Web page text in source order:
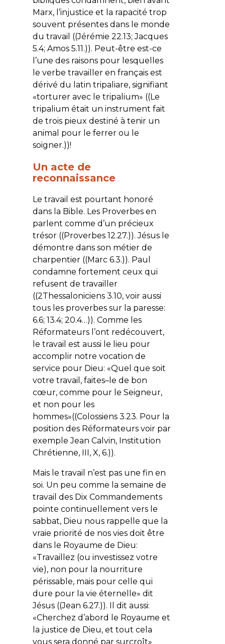
Marx, l’injustice et la rapacité trop
souvent présentes dans le monde
du travail ((Jérémie 22.13; Jacques
5.4; Amos 5.11.)). Peut-être est-ce
l’une des raisons pour lesquelles
le verbe travailleren français est
dérivé du latin tripaliare, signifiant
«torturer avec le tripalium» ((Le
tripalium était un instrument fait
de trois pieux destiné à tenir un
animal pour le ferrer ou le
soigner.))!
Un acte de
reconnaissance
Le travail est pourtant honoré
dans la Bible. Les Proverbes en
parlent comme d’un précieux
trésor ((Proverbes 12.27.)). Jésus le
démontre dans son métier de
charpentier ((Marc 6.3.)). Paul
condamne fortement ceux qui
refusent de travailler
((2Thessaloniciens 3.10, voir aussi
tous les proverbes sur la paresse:
6.6; 13.4; 20.4…)). Comme les
Réformateurs l’ont redécouvert,
le travail est aussi le lieu pour
accomplir notre vocation de
service pour Dieu: «Quel que soit
votre travail, faites–le de bon
cœur, comme pour le Seigneur,
et non pour les
hommes»((Colossiens 3.23. Pour la
position des Réformateurs voir par
exemple Jean Calvin, Institution
Chrétienne, III, X, 6.)).
Mais le travail n’est pas une fin en
soi. Un peu comme la semaine de
travail des Dix Commandements
pointe continuellement vers le
sabbat, Dieu nous rappelle que la
vraie priorité de nos vies doit être
dans le Royaume de Dieu:
«Travaillez (ou investissez votre
vie), non pour la nourriture
périssable, mais pour celle qui
dure pour la vie éternelle» dit
Jésus ((Jean 6.27.)). Il dit aussi:
«Cherchez d’abord le Royaume et
la justice de Dieu, et tout cela
vous sera donné par surcroît»